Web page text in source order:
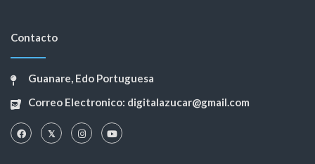
Contacto
Guanare, Edo Portuguesa
Correo Electronico: digitalazucar@gmail.com